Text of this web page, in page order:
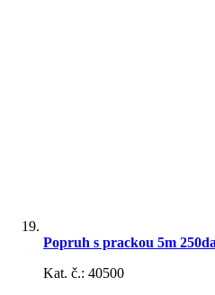
Popruh s prackou 5m
Kat. č.: 40500